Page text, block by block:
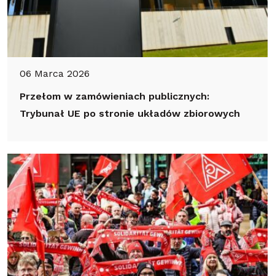
06 Marca 2026
Przełom w zamówieniach publicznych:
Trybunał UE po stronie układów zbiorowych